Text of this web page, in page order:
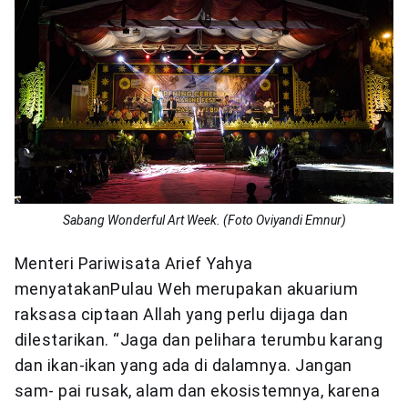
Sabang Wonderful Art Week. (Foto Oviyandi Emnur)
Menteri Pariwisata Arief Yahya
menyatakanPulau Weh merupakan akuarium
raksasa ciptaan Allah yang perlu dijaga dan
dilestarikan. “Jaga dan pelihara terumbu karang
dan ikan-ikan yang ada di dalamnya. Jangan
sam- pai rusak, alam dan ekosistemnya, karena